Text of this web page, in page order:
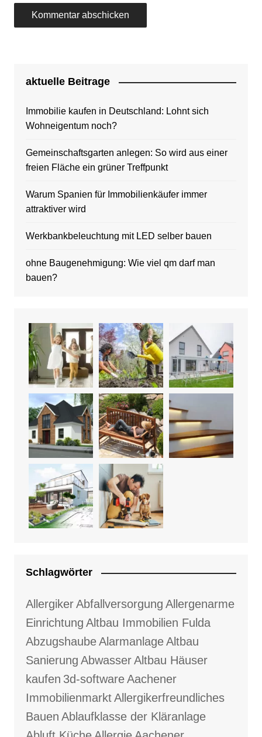
aktuelle Beitrage
Immobilie kaufen in Deutschland: Lohnt sich
Wohneigentum noch?
Gemeinschaftsgarten anlegen: So wird aus einer
freien Fläche ein grüner Treffpunkt
Warum Spanien für Immobilienkäufer immer
attraktiver wird
Werkbankbeleuchtung mit LED selber bauen
ohne Baugenehmigung: Wie viel qm darf man
bauen?
Schlagwörter
AllergikerAbfallversorgung Allergenarme
Einrichtung Altbau Immobilien Fulda
AbzugshaubeAlarmanlageAltbau
Sanierung AbwasserAltbau Häuser
kaufen 3d-softwareAachener
ImmobilienmarktAllergikerfreundliches
Bauen Ablaufklasse der Kläranlage